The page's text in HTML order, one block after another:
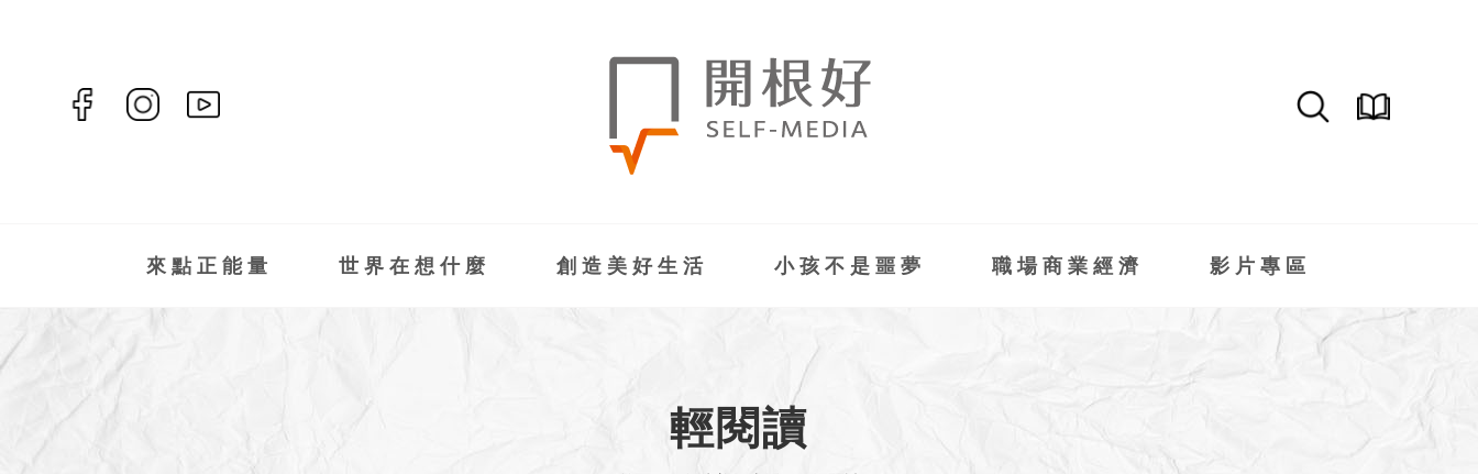
來點正能量 世界在想什麼 創造美好生活 小孩不是噩夢 職場商業經濟 影片專區
輕閱讀